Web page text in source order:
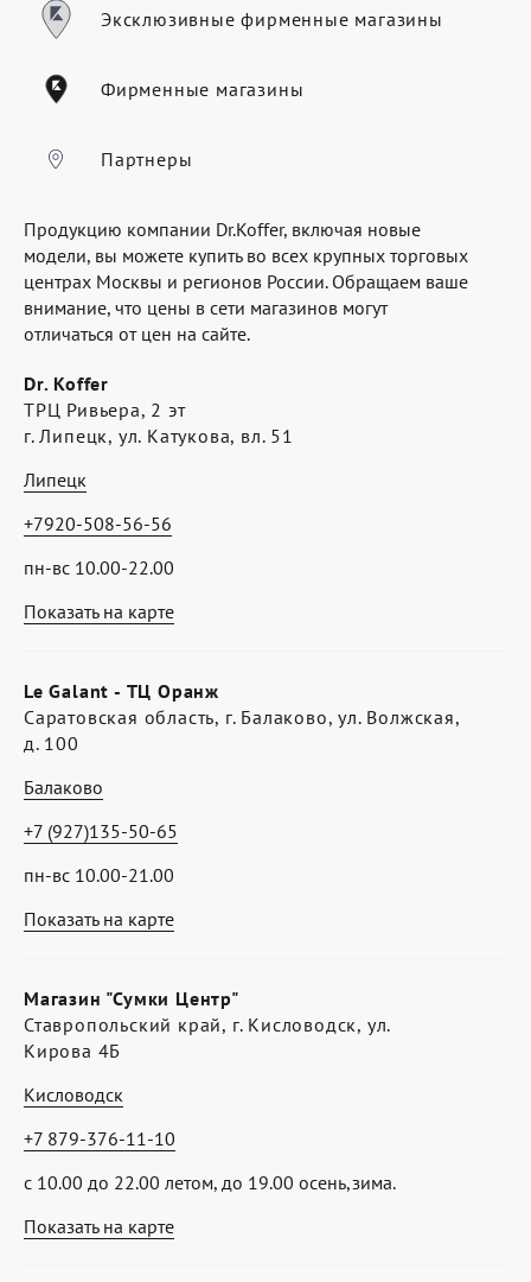
Контакты
Программа лояльности
данных
Эксклюзивные фирменные магазины
Фирменные магазины
Партнеры
Продукцию компании Dr.Koffer, включая новые
модели, вы можете купить во всех крупных торговых
центрах Москвы и регионов России. Обращаем ваше
внимание, что цены в сети магазинов могут
отличаться от цен на сайте.
Показать на карте
Dr. Koffer
ТРЦ Ривьера, 2 эт
г. Липецк, ул. Катукова, вл. 51
Липецк
пн-вс 10.00-22.00
+7920-508-56-56
Показать на карте
Le Galant - ТЦ Оранж
Саратовская область, г. Балаково, ул. Волжская,
д. 100
Балаково
пн-вс 10.00-21.00
+7 (927)135-50-65
Показать на карте
Магазин "Сумки Центр"
Ставропольский край, г. Кисловодск, ул.
Кирова 4Б
Кисловодск
с 10.00 до 22.00 летом, до 19.00 осень,зима.
+7 879-376-11-10